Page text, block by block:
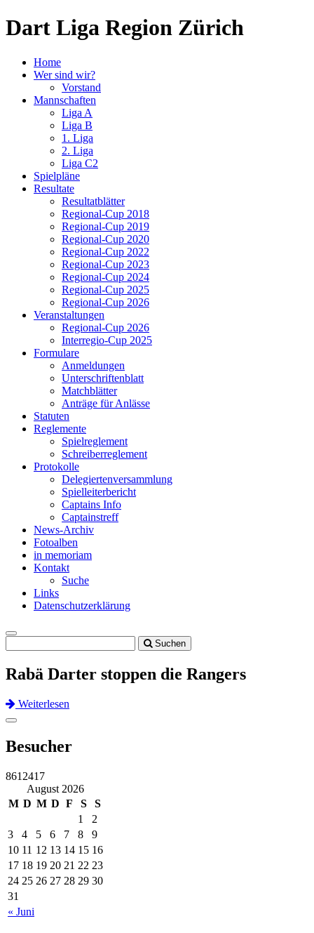
Dart Liga Region Zürich
Home
Wer sind wir?
Vorstand
Mannschaften
Liga A
Liga B
1. Liga
2. Liga
Liga C2
Spielpläne
Resultate
Resultatblätter
Regional-Cup 2018
Regional-Cup 2019
Regional-Cup 2020
Regional-Cup 2022
Regional-Cup 2023
Regional-Cup 2024
Regional-Cup 2025
Regional-Cup 2026
Veranstaltungen
Regional-Cup 2026
Interregio-Cup 2025
Formulare
Anmeldungen
Unterschriftenblatt
Matchblätter
Anträge für Anlässe
Statuten
Reglemente
Spielreglement
Schreiberreglement
Protokolle
Delegiertenversammlung
Spielleiterbericht
Captains Info
Captainstreff
News-Archiv
Fotoalben
in memoriam
Kontakt
Suche
Links
Datenschutzerklärung
Toggle
navigation
Suchen
Rabä Darter stoppen die Rangers
Weiterlesen
Previous
Next
Toggle
Besucher
8612417
August 2026
M D M D F S S
« Juni
1
2
3
4 5 6 7 8
9
10 11 12 13 14 15 16
17 18 19 20 21 22 23
24 25 26 27 28 29 30
31